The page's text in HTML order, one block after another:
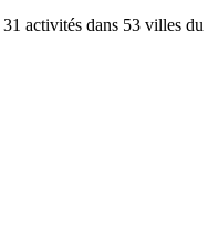
activités dans 53 villes